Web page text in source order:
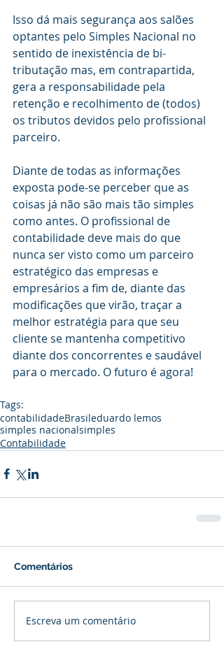
Isso dá mais segurança aos salões
optantes pelo Simples Nacional no
sentido de inexistência de bi-
tributação mas, em contrapartida,
gera a responsabilidade pela
retenção e recolhimento de (todos)
os tributos devidos pelo profissional
parceiro.
Diante de todas as informações
exposta pode-se perceber que as
coisas já não são mais tão simples
como antes. O profissional de
contabilidade deve mais do que
nunca ser visto como um parceiro
estratégico das empresas e
empresários a fim de, diante das
modificações que virão, traçar a
melhor estratégia para que seu
cliente se mantenha competitivo
diante dos concorrentes e saudável
para o mercado. O futuro é agora!
Tags:
contabilidadeBrasileduardo lemos
simples nacionalsimples
Contabilidade
Comentários
Escreva um comentário